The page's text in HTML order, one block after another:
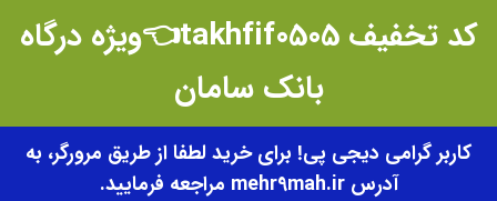
کد تخفیف takhfif0505👈ویژه درگاه
بانک سامان
کاربر گرامی دیجی پی! برای خرید لطفا از طریق مرورگر، به
آدرس mehr9mah.ir مراجعه فرمایید.